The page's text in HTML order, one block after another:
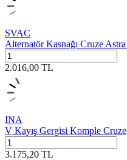
SVAC
Alternatör Kasnağı Cruze
2.016,00 TL
INA
V Kayış Gergisi Komple Cruze
3.175,20 TL